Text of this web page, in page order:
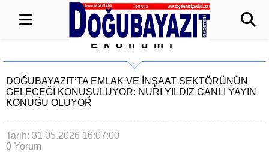
Ekonomi
DOĞUBAYAZIT’TA EMLAK VE İNŞAAT SEKTÖRÜNÜN
GELECEĞI KONUŞULUYOR: NURI YILDIZ CANLI YAYIN
KONUĞU OLUYOR
Tarih: 31.05.2026 16:07:00
0 Yorum